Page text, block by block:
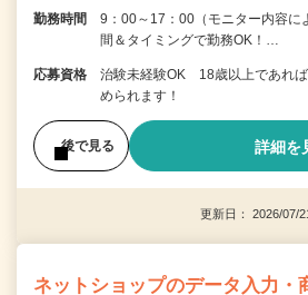
勤務時間
9：00～17：00（モニター内容に
間＆タイミングで勤務OK！…
応募資格
治験未経験OK 18歳以上であれ
められます！
後で見る 詳細を
更新日： 2026/
ネットショップのデータ入力・